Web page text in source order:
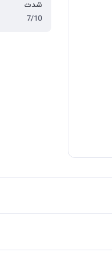
شدت
7/10